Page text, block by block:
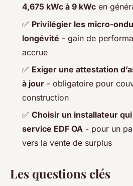
4,675 kWc à 9 kWc en
✅ Privilégier les micro-
longévité - gain de
accrue
✅ Exiger une attestation
à jour - obligatoire pour
construction
✅ Choisir un installateur
service EDF OA - pour un
vers la vente de surplus
Les questions clés